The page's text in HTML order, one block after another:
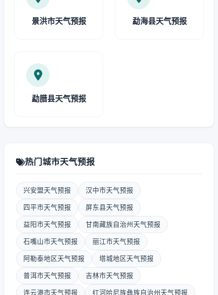
景洪市天气预报 勐海县天气预报
勐腊县天气预报
热门城市天气预报
兴安盟天气预报 汉中市天气预报
四平市天气预报 屏东县天气预报
益阳市天气预报 甘南藏族自治州天气预报
石嘴山市天气预报 丽江市天气预报
阿勒泰地区天气预报 塔城地区天气预报
普洱市天气预报 吉林市天气预报
连云港市天气预报 红河哈尼族彝族自治州天气预报